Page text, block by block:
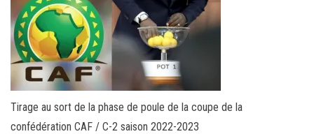
Tirage au sort de la phase de poule de la coupe de la
confédération CAF / C-2 saison 2022-2023